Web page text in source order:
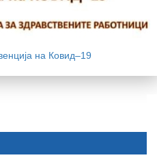
на Ковид–19